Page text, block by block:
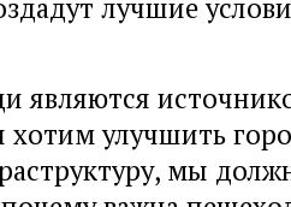
лучшие
являются
хотим улучшить
мы